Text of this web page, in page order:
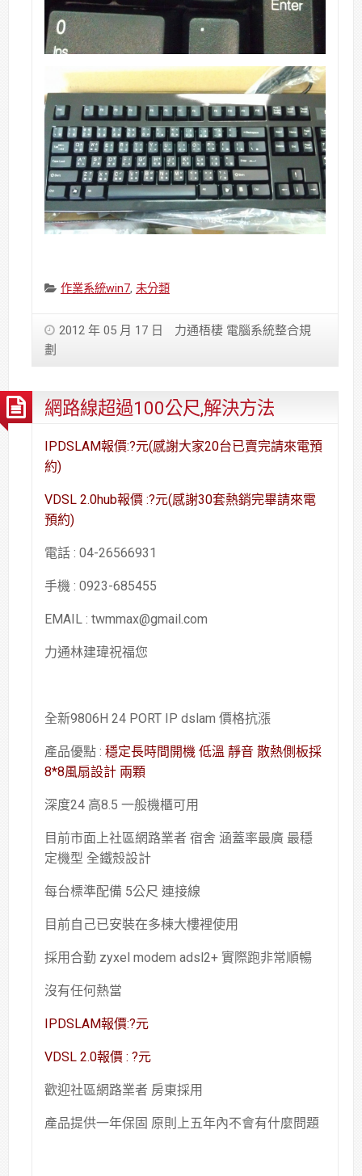
Categories:
作業系統win7, 未分類
2012 年 05 月 17 日
力通梧棲 電腦系統整合規
劃
網路線超過100公尺,解決方法
IPDSLAM報價:?元(感謝大家20台已賣完請來電預
約)
VDSL 2.0hub報價 :?元(感謝30套熱銷完畢請來電
預約)
電話 : 04-26566931
手機 : 0923-685455
EMAIL : twmmax@gmail.com
力通林建瑋祝福您
全新9806H 24 PORT IP dslam 價格抗漲
產品優點 : 穩定長時間開機 低溫 靜音 散熱側板採
8*8風扇設計 兩顆
深度24 高8.5 一般機櫃可用
目前市面上社區網路業者 宿舍 涵蓋率最廣 最穩
定機型 全鐵殼設計
每台標準配備 5公尺 連接線
目前自己已安裝在多棟大樓裡使用
採用合勤 zyxel modem adsl2+ 實際跑非常順暢
沒有任何熱當
IPDSLAM報價:?元
VDSL 2.0報價 : ?元
歡迎社區網路業者 房東採用
產品提供一年保固 原則上五年內不會有什麼問題